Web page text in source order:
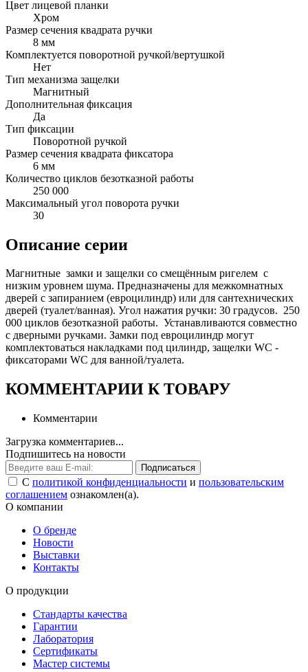
Цвет лицевой планки
Хром
Размер сечения квадрата ручки
8 мм
Комплектуется поворотной ручкой/вертушкой
Нет
Тип механизма защелки
Магнитный
Дополнительная фиксация
Да
Тип фиксации
Поворотной ручкой
Размер сечения квадрата фиксатора
6 мм
Количество циклов безотказной работы
250 000
Максимальный угол поворота ручки
30
Описание серии
Магнитные замки и защелки со смещённым ригелем с
низким уровнем шума. Предназначены для межкомнатных
дверей с запиранием (евроцилиндр) или для сантехнических
дверей (туалет/ванная). Угол нажатия ручки: 30 градусов. 250
000 циклов безотказной работы. Устанавливаются совместно
с дверными ручками. Замки под евроцилиндр могут
комплектоваться накладками под цилиндр, защелки WC -
фиксаторами WC для ванной/туалета.
КОММЕНТАРИИ К ТОВАРУ
Комментарии
Загрузка комментариев...
Подпишитесь на новости
Подписаться
С политикой конфиденциальности и пользовательским
соглашением ознакомлен(а).
О компании
О бренде
Новости
Выставки
Контакты
О продукции
Стандарты качества
Гарантии
Лаборатория
Сертификаты
Мастер системы